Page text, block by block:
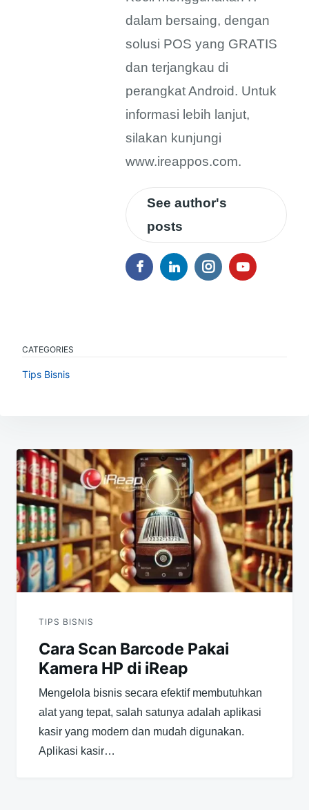
dalam bersaing, dengan
solusi POS yang GRATIS
dan terjangkau di
perangkat Android. Untuk
informasi lebih lanjut,
silakan kunjungi
www.ireappos.com.
See author's
posts
CATEGORIES
Tips Bisnis
pos
TIPS BISNIS
Cara Scan Barcode Pakai
Kamera HP di iReap
Mengelola bisnis secara efektif membutuhkan
alat yang tepat, salah satunya adalah aplikasi
kasir yang modern dan mudah digunakan.
Aplikasi kasir…